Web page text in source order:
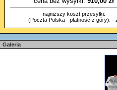
najniższy koszt przesyłki:
(Poczta Polska - płatność z góry): -
Galeria